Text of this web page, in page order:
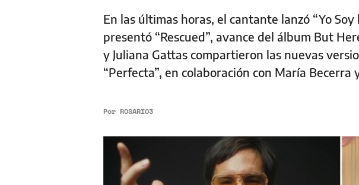
En las últimas horas, el cantante lanzó “Yo
presentó “Rescued”, avance del álbum But
y Juliana Gattas compartieron las nuevas
“Perfecta”, en colaboración con María Becerra
Por ROSARIO3